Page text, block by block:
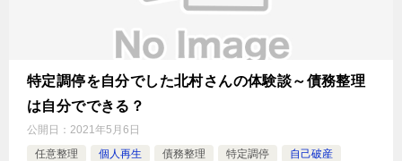
特定調停を自分でした北村さんの体験談～債務整理
は自分でできる？
公開日： 2021年5月6日
任意整理
個人再生 債務整理 特定調停 自己破産